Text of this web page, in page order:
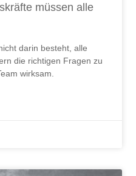
müssen alle
darin besteht, alle
die richtigen Fragen zu
wirksam.